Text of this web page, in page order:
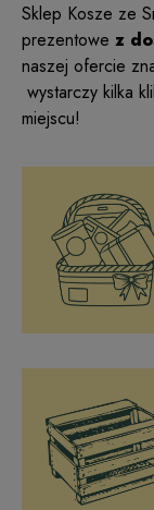
Sklep Kosze ze
prezentowe z
naszej ofercie
wystarczy kilka
miejscu!